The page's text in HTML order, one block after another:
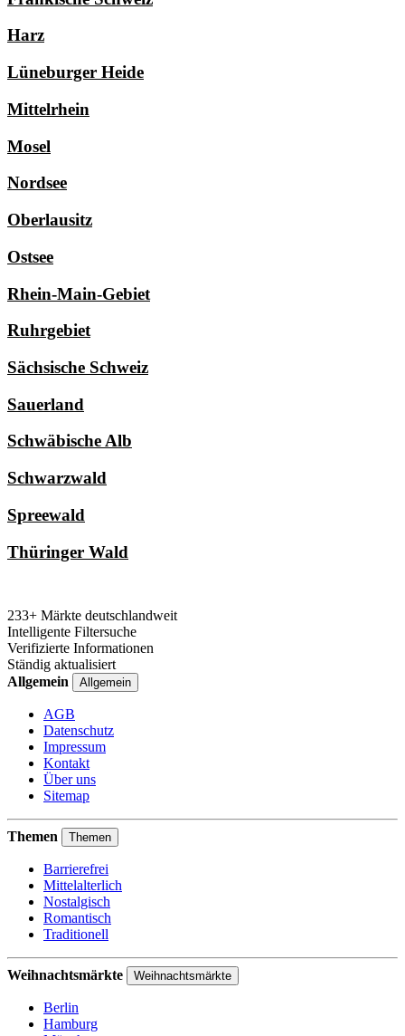
Harz
Lüneburger Heide
Mittelrhein
Mosel
Nordsee
Oberlausitz
Ostsee
Rhein-Main-Gebiet
Ruhrgebiet
Sächsische Schweiz
Sauerland
Schwäbische Alb
Schwarzwald
Spreewald
Thüringer Wald
233+ Märkte deutschlandweit
Intelligente Filtersuche
Verifizierte Informationen
Ständig aktualisiert
Allgemein
Allgemein
AGB
Datenschutz
Impressum
Kontakt
Über uns
Sitemap
Themen Themen
Barrierefrei
Mittelalterlich
Nostalgisch
Romantisch
Traditionell
Weihnachtsmärkte Weihnachtsmärkte
Berlin
Hamburg